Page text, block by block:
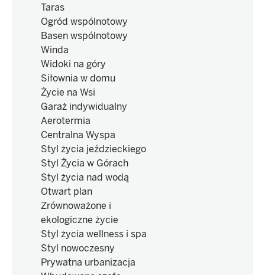
Taras
Ogród wspólnotowy
Basen wspólnotowy
Winda
Widoki na góry
Siłownia w domu
Życie na Wsi
Garaż indywidualny
Aerotermia
Centralna Wyspa
Styl życia jeździeckiego
Styl Życia w Górach
Styl życia nad wodą
Otwart plan
Zrównoważone i
ekologiczne życie
Styl życia wellness i spa
Styl nowoczesny
Prywatna urbanizacja